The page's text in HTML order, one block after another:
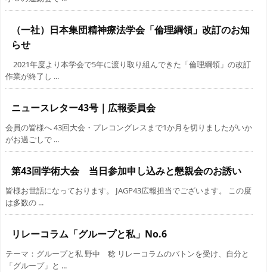
（一社）日本集団精神療法学会「倫理綱領」改訂のお知
らせ
2021年度より本学会で5年に渡り取り組んできた「倫理綱領」の改訂
作業が終了し ...
ニュースレター43号｜広報委員会
会員の皆様へ 43回大会・プレコングレスまで1か月を切りましたがいか
がお過ごしで ...
第43回学術大会 当日参加申し込みと懇親会のお誘い
皆様お世話になっております。 JAGP43広報担当でございます。 この度
は多数の ...
リレーコラム「グループと私」No.6
テーマ：グループと私 野中 稔 リレーコラムのバトンを受け、自分と
「グループ」と ...